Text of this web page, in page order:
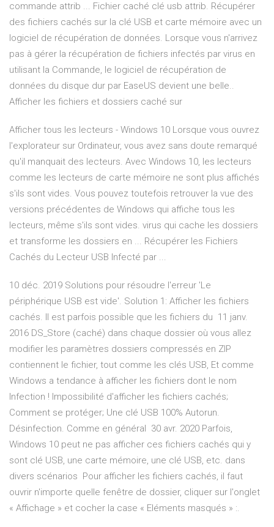
commande attrib ... Fichier caché clé usb attrib. Récupérer
des fichiers cachés sur la clé USB et carte mémoire avec un
logiciel de récupération de données. Lorsque vous n'arrivez
pas à gérer la récupération de fichiers infectés par virus en
utilisant la Commande, le logiciel de récupération de
données du disque dur par EaseUS devient une belle..
Afficher les fichiers et dossiers caché sur
Afficher tous les lecteurs - Windows 10 Lorsque vous ouvrez
l'explorateur sur Ordinateur, vous avez sans doute remarqué
qu'il manquait des lecteurs. Avec Windows 10, les lecteurs
comme les lecteurs de carte mémoire ne sont plus affichés
s'ils sont vides. Vous pouvez toutefois retrouver la vue des
versions précédentes de Windows qui affiche tous les
lecteurs, même s'ils sont vides. virus qui cache les dossiers
et transforme les dossiers en ... Récupérer les Fichiers
Cachés du Lecteur USB Infecté par ...
10 déc. 2019 Solutions pour résoudre l'erreur 'Le
périphérique USB est vide'. Solution 1: Afficher les fichiers
cachés. Il est parfois possible que les fichiers du 11 janv.
2016 DS_Store (caché) dans chaque dossier où vous allez
modifier les paramètres dossiers compressés en ZIP
contiennent le fichier, tout comme les clés USB, Et comme
Windows a tendance à afficher les fichiers dont le nom
Infection ! Impossibilité d'afficher les fichiers cachés;
Comment se protéger; Une clé USB 100% Autorun.
Désinfection. Comme en général 30 avr. 2020 Parfois,
Windows 10 peut ne pas afficher ces fichiers cachés qui y
sont clé USB, une carte mémoire, une clé USB, etc. dans
divers scénarios Pour afficher les fichiers cachés, il faut
ouvrir n'importe quelle fenêtre de dossier, cliquer sur l'onglet
« Affichage » et cocher la case « Eléments masqués » :.